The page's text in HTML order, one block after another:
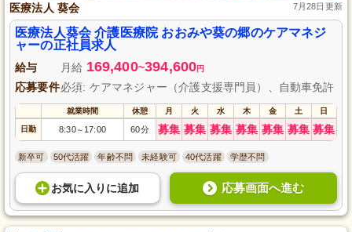
医療法人 葵会 7月28日更新
医療法人葵会 介護医療院 おおみや葵の郷のケアマネジ
ャーの正社員求人
給与 月給 169,400~394,600円
応募要件必須: ケアマネジャー（介護支援専門員）、自動車免許
就業時間 休憩 月 火 水 木 金 土 日
日勤 8:30～ 17:00 60分 募集 募集 募集 募集 募集 募集 募集
新卒可 50代活躍 年齢不問 未経験可 40代活躍 学歴不問
お気に入り に追加 応募画面へ進む